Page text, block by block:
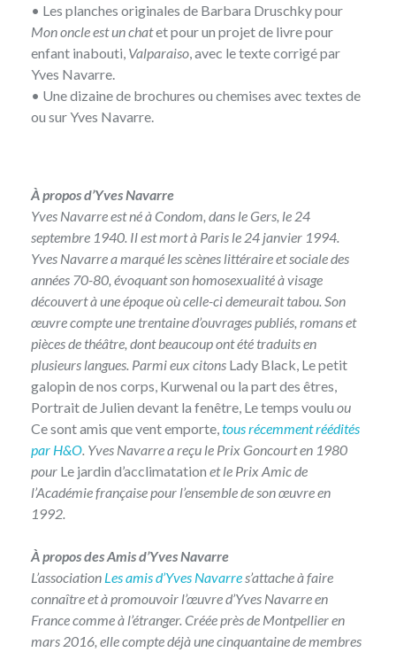
• Les planches originales de Barbara Druschky pour
Mon oncle est un chatet pour un projet de livre pour
enfant inabouti, Valparaiso , avec le texte corrigé par
Yves Navarre.
• Une dizaine de brochures ou chemises avec textes de
ou sur Yves Navarre.
À propos d’Yves Navarre
Yves Navarre est né à Condom, dans le Gers, le 24
septembre 1940. Il est mort à Paris le 24 janvier 1994.
Yves Navarre a marqué les scènes littéraire et sociale des
années 70-80, évoquant son homosexualité à visage
découvert à une époque où celle-ci demeurait tabou. Son
œuvre compte une trentaine d’ouvrages publiés, romans et
pièces de théâtre, dont beaucoup ont été traduits en
plusieurs langues. Parmi eux citons Lady Black, Le petit
galopin de nos corps, Kurwenal ou la part des êtres,
Portrait de Julien devant la fenêtre, Le temps voulu ou
Ce sont amis que vent emporte, tous récemment réédités
par H&O . Yves Navarre a reçu le Prix Goncourt en 1980
pour Le jardin d’acclimatation et le Prix Amic de
l’Académie française pour l’ensemble de son œuvre en
1992.
À propos des Amis d’Yves Navarre
L’association Les amis d’Yves Navarre s’attache à faire
connaître et à promouvoir l’œuvre d’Yves Navarre en
France comme à l’étranger. Créée près de Montpellier en
mars 2016, elle compte déjà une cinquantaine de membres